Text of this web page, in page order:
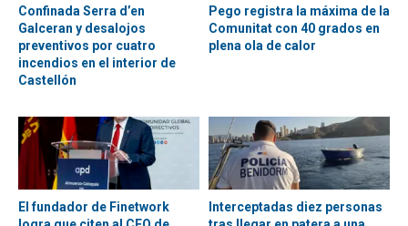
Confinada Serra d’en
Galceran y desalojos
preventivos por cuatro
incendios en el interior de
Castellón
Pego registra la máxima de la
Comunitat con 40 grados en
plena ola de calor
El fundador de Finetwork
Interceptadas diez personas